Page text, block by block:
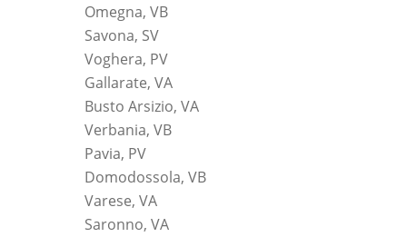
Omegna, VB
Savona, SV
Voghera, PV
Gallarate, VA
Busto Arsizio, VA
Verbania, VB
Pavia, PV
Domodossola, VB
Varese, VA
Saronno, VA